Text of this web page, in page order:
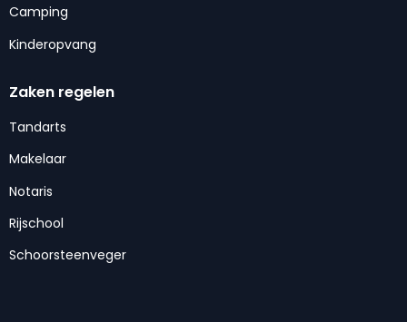
Camping
Kinderopvang
Zaken regelen
Tandarts
Makelaar
Notaris
Rijschool
Schoorsteenveger